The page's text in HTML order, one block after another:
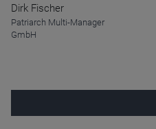
Dirk Fischer
Patriarch Multi-Manager
GmbH